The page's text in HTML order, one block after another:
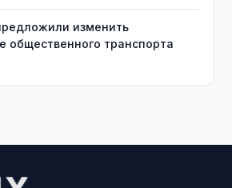
изменить
общественного транспорта